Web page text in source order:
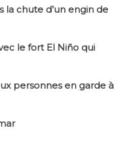
la chute d’un engin de
le fort El Niño qui
personnes en garde à